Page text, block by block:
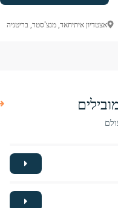
אצטדיון איתיחאד, מנצ'סטר, בריטניה